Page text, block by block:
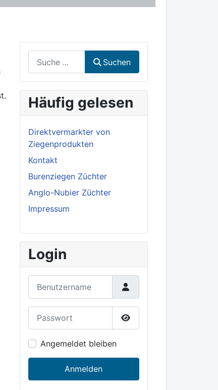
Suchen
Häufig gelesen
Direktvermarkter von
Ziegenprodukten
Kontakt
Burenziegen Züchter
Anglo-Nubier Züchter
Impressum
Login
Show Password
Angemeldet bleiben
Anmelden